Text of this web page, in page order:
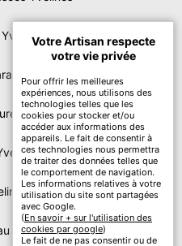
de toit Yvelines
Yvelines
toiture Yvelines
Votre Artisan respecte
votre vie privée
Pour offrir les meilleures
expériences, nous utilisons des
technologies telles que les
cookies pour stocker et/ou
accéder aux informations des
appareils. Le fait de consentir à
ces technologies nous permettra
de traiter des données telles que
le comportement de navigation.
Les informations relatives à votre
utilisation du site sont partagées
avec Google.
(En savoir + sur l'utilisation des
cookies par google)
Le fait de ne pas consentir ou de